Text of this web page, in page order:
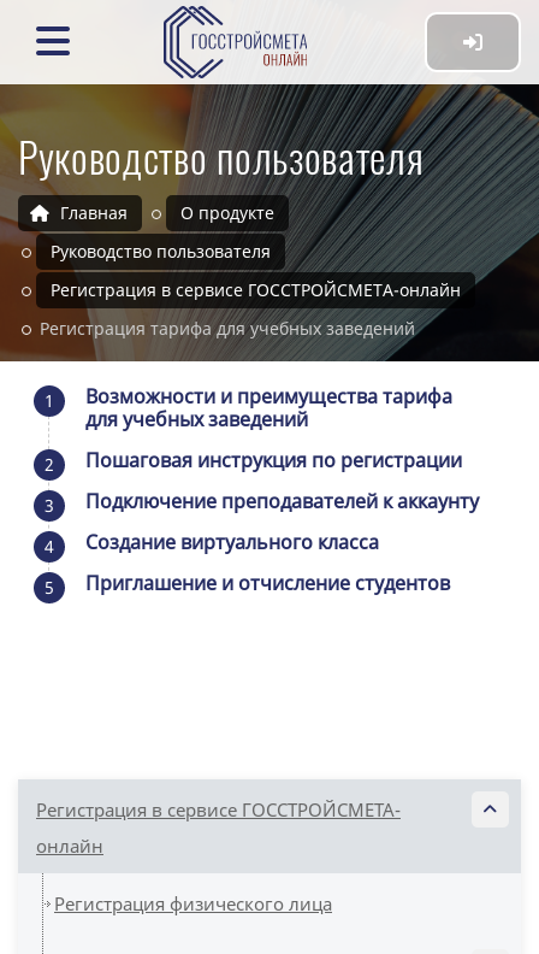
Руководство пользователя
Главная
О продукте
Руководство пользователя
Регистрация в сервисе ГОССТРОЙСМЕТА-онлайн
Регистрация тарифа для учебных заведений
Возможности и преимущества тарифа
для учебных заведений
1
Пошаговая инструкция по регистрации
2
Подключение преподавателей к аккаунту
3
Создание виртуального класса
4
Приглашение и отчисление студентов
5
Регистрация в сервисе ГОССТРОЙСМЕТА-
онлайн
Регистрация физического лица